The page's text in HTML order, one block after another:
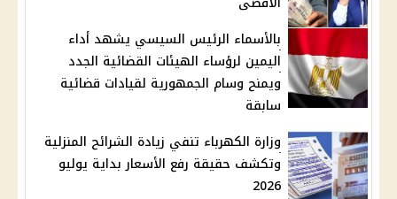
بالأسماء الرئيس السيسي يشهد أداء
اليمين لرؤساء الهيئات القضائية الجدد
ويمنح وسام الجمهورية لقيادات قضائية
سابقة
وزارة الكهرباء تنفي زيادة الشرائح المنزلية
وتكشف حقيقة رفع الأسعار بداية يوليو
2026